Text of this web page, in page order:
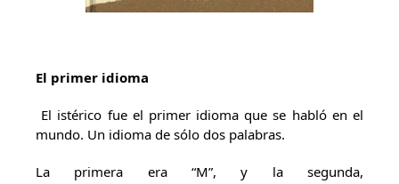
El primer idioma
El istérico fue el primer idioma que se habló en el
mundo. Un idioma de sólo dos palabras.
La primera era “M”, y la segunda,